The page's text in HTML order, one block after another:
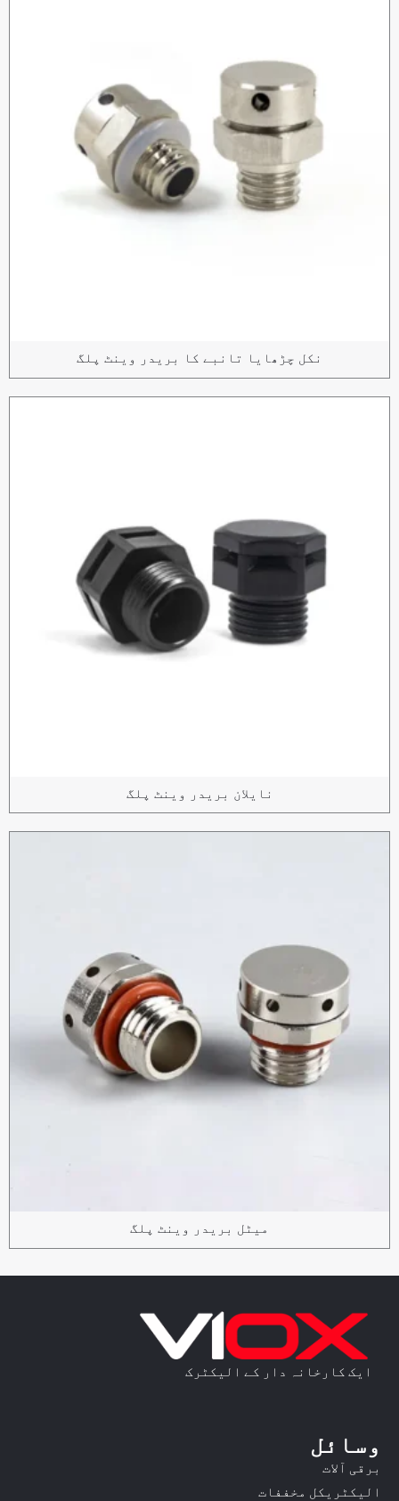
نکل چڑھایا تانبے کا بریدر وینٹ پلگ
نایلان بریدر وینٹ پلگ
میٹل بریدر وینٹ پلگ
ایک کارخانہ دار کے الیکٹرک
وسائل
برقی آلات
الیکٹریکل مخففات